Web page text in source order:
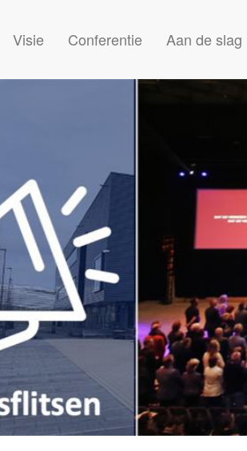
Visie Conferentie Aan de slag